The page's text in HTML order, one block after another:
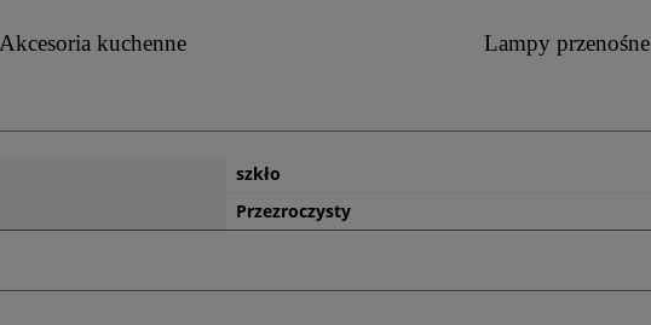
Akcesoria kuchenne Lampy przenośne
szkło
Przezroczysty